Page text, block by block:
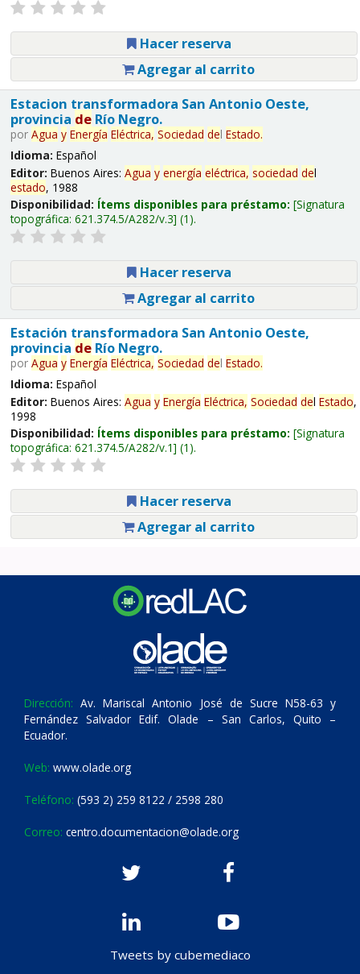
Hacer reserva
Agregar al carrito
Estacion transformadora San Antonio Oeste,
provincia deRío Negro.
por Agua y Energía Eléctrica, Sociedad del Estado.
Idioma: Español
Editor: Buenos Aires: Agua y energía eléctrica, sociedad del
estado, 1988
Disponibilidad: Ítems disponibles para préstamo: Signatura
topográfica: 621.374.5/A282/v.3 (1).
Hacer reserva
Agregar al carrito
Estación transformadora San Antonio Oeste,
provincia deRío Negro.
por Agua y Energía Eléctrica, Sociedad del Estado.
Idioma: Español
Editor: Buenos Aires: Agua y Energía Eléctrica, Sociedad del Estado,
1998
Disponibilidad: Ítems disponibles para préstamo: Signatura
topográfica: 621.374.5/A282/v.1 (1).
Hacer reserva
Agregar al carrito
Dirección: Av. Mariscal Antonio José de Sucre N58-63 y
Fernández Salvador Edif. Olade – San Carlos, Quito –
Ecuador.
Web: www.olade.org
Teléfono: (593 2) 259 8122 / 2598 280
Correo: centro.documentacion@olade.org
Tweets by cubemediaco